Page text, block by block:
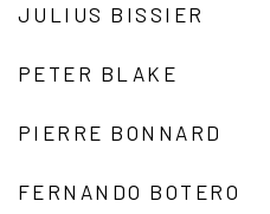
JULIUS BISSIER
PETER BLAKE
PIERRE BONNARD
FERNANDO BOTERO